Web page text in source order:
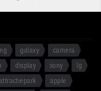
galaxy
camera
display sony
lg
apple